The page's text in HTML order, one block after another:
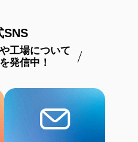
SNS
工場について
発信中！